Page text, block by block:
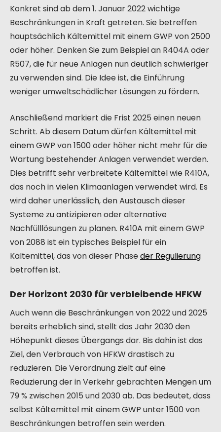
Konkret sind ab dem 1. Januar 2022 wichtige
Beschränkungen in Kraft getreten. Sie betreffen
hauptsächlich Kältemittel mit einem GWP von 2500
oder höher. Denken Sie zum Beispiel an R404A oder
R507, die für neue Anlagen nun deutlich schwieriger
zu verwenden sind. Die Idee ist, die Einführung
weniger umweltschädlicher Lösungen zu fördern.
Anschließend markiert die Frist 2025 einen neuen
Schritt. Ab diesem Datum dürfen Kältemittel mit
einem GWP von 1500 oder höher nicht mehr für die
Wartung bestehender Anlagen verwendet werden.
Dies betrifft sehr verbreitete Kältemittel wie R410A,
das noch in vielen Klimaanlagen verwendet wird. Es
wird daher unerlässlich, den Austausch dieser
Systeme zu antizipieren oder alternative
Nachfülllösungen zu planen. R410A mit einem GWP
von 2088 ist ein typisches Beispiel für ein
Kältemittel, das von dieser Phaseder Regulierung
betroffen ist.
Der Horizont 2030 für verbleibende HFKW
Auch wenn die Beschränkungen von 2022 und 2025
bereits erheblich sind, stellt das Jahr 2030 den
Höhepunkt dieses Übergangs dar. Bis dahin ist das
Ziel, den Verbrauch von HFKW drastisch zu
reduzieren. Die Verordnung zielt auf eine
Reduzierung der in Verkehr gebrachten Mengen um
79 % zwischen 2015 und 2030 ab. Das bedeutet, dass
selbst Kältemittel mit einem GWP unter 1500 von
Beschränkungen betroffen sein werden.